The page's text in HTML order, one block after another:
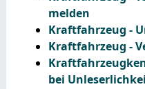
melden
Kraftfahrzeug -
Kraftfahrzeug -
bei